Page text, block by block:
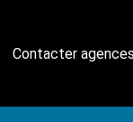
Contacter agences